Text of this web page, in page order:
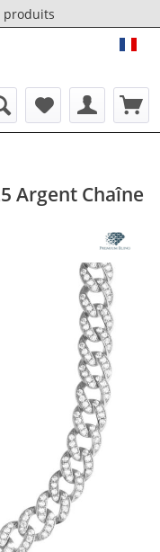
de 5.000 produits
Argent Chaîne